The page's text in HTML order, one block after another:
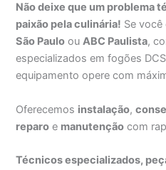
Não deixe que um problema
paixão pela culinária! Se
São Paulo ouABC Paulista,
especializados em fogões
equipamento opere com
Oferecemos instalação,
reparo e manutenção com
Técnicos especializados,